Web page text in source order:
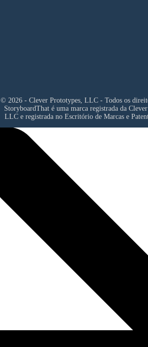
© 2026 - Clever Prototypes, LLC - Todos os
StoryboardThat é uma marca registrada da Clever
LLC e registrada no Escritório de Marcas e